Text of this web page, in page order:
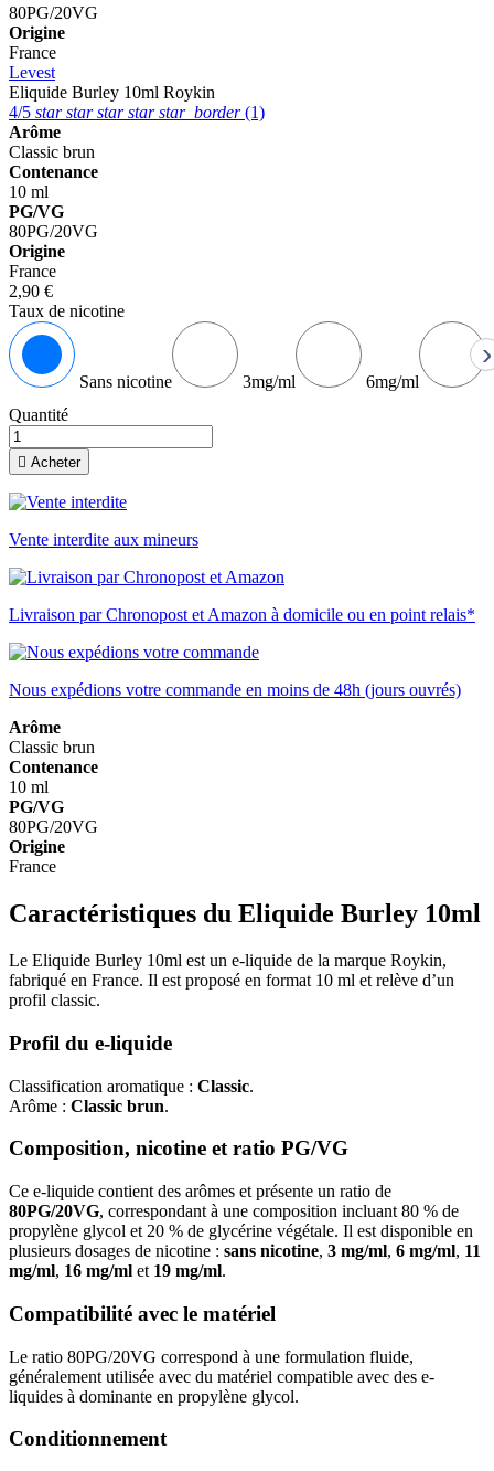
80PG/20VG
Origine
France
Levest
Eliquide Burley 10ml Roykin
4/5 starstarstarstarstar_border(1)
Arôme
Classic brun
Contenance
10 ml
PG/VG
80PG/20VG
Origine
France
2,90 €
Taux de nicotine
Sans nicotine 3mg/ml 6mg/ml
›
Quantité
 Acheter
Vente interdite aux mineurs
Livraison par Chronopost et Amazon à domicile ou en point relais*
Nous expédions votre commande en moins de 48h (jours ouvrés)
Arôme
Classic brun
Contenance
10 ml
PG/VG
80PG/20VG
Origine
France
Caractéristiques du Eliquide Burley 10ml
Le Eliquide Burley 10ml est un e-liquide de la marque Roykin,
fabriqué en France. Il est proposé en format 10 ml et relève d’un
profil classic.
Profil du e-liquide
Classification aromatique : Classic.
Arôme : Classic brun.
Composition, nicotine et ratio PG/VG
Ce e-liquide contient des arômes et présente un ratio de
80PG/20VG, correspondant à une composition incluant 80 % de
propylène glycol et 20 % de glycérine végétale. Il est disponible en
plusieurs dosages de nicotine : sans nicotine, 3 mg/ml, 6 mg/ml, 11
mg/ml, 16 mg/ml et 19 mg/ml.
Compatibilité avec le matériel
Le ratio 80PG/20VG correspond à une formulation fluide,
généralement utilisée avec du matériel compatible avec des e-
liquides à dominante en propylène glycol.
Conditionnement